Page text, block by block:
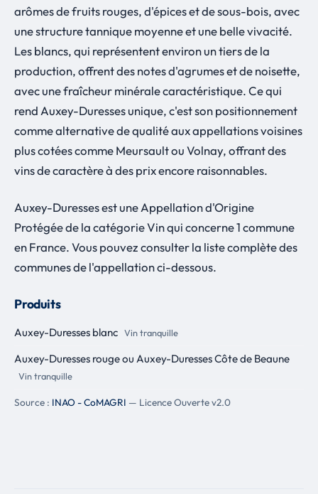
arômes de fruits rouges, d'épices et de sous-bois, avec
une structure tannique moyenne et une belle vivacité.
Les blancs, qui représentent environ un tiers de la
production, offrent des notes d'agrumes et de noisette,
avec une fraîcheur minérale caractéristique. Ce qui
rend Auxey-Duresses unique, c'est son positionnement
comme alternative de qualité aux appellations voisines
plus cotées comme Meursault ou Volnay, offrant des
vins de caractère à des prix encore raisonnables.
Auxey-Duresses est une Appellation d'Origine
Protégée de la catégorie Vin qui concerne 1 commune
en France. Vous pouvez consulter la liste complète des
communes de l'appellation ci-dessous.
Produits
Auxey-Duresses blanc Vin tranquille
Auxey-Duresses rouge ou Auxey-Duresses Côte de Beaune
Vin tranquille
Source : INAO - CoMAGRI — Licence Ouverte v2.0